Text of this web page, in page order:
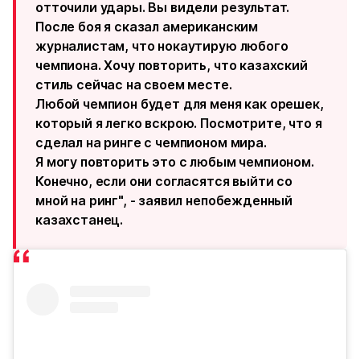
отточили удары. Вы видели результат.
После боя я сказал американским
журналистам, что нокаутирую любого
чемпиона. Хочу повторить, что казахский
стиль сейчас на своем месте.
Любой чемпион будет для меня как орешек,
который я легко вскрою. Посмотрите, что я
сделал на ринге с чемпионом мира.
Я могу повторить это с любым чемпионом.
Конечно, если они согласятся выйти со
мной на ринг", - заявил непобежденный
казахстанец.